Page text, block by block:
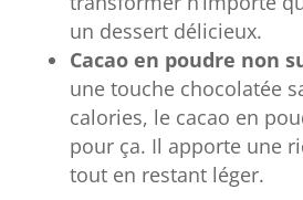
un dessert délicieux.
Cacao en poudre non
une touche chocolatée
calories, le cacao en
pour ça. Il apporte une
tout en restant léger.